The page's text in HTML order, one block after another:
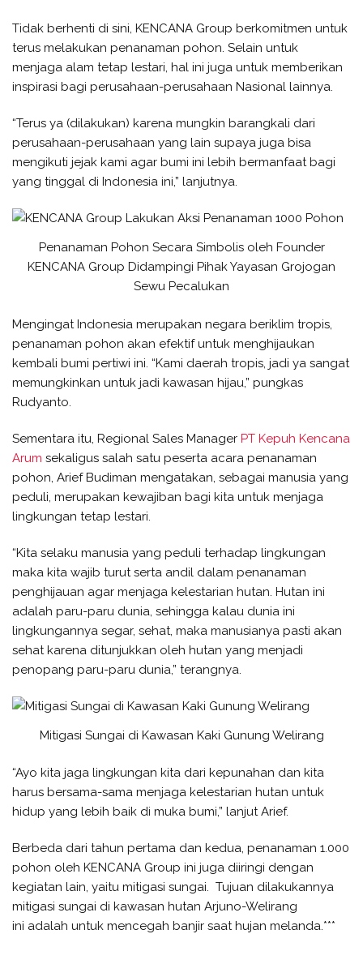
Tidak berhenti di sini, KENCANA Group berkomitmen untuk
terus melakukan penanaman pohon. Selain untuk
menjaga alam tetap lestari, hal ini juga untuk memberikan
inspirasi bagi perusahaan-perusahaan Nasional lainnya.
“Terus ya (dilakukan) karena mungkin barangkali dari
perusahaan-perusahaan yang lain supaya juga bisa
mengikuti jejak kami agar bumi ini lebih bermanfaat bagi
yang tinggal di Indonesia ini,” lanjutnya.
Penanaman Pohon Secara Simbolis oleh Founder
KENCANA Group Didampingi Pihak Yayasan Grojogan
Sewu Pecalukan
Mengingat Indonesia merupakan negara beriklim tropis,
penanaman pohon akan efektif untuk menghijaukan
kembali bumi pertiwi ini. “Kami daerah tropis, jadi ya sangat
memungkinkan untuk jadi kawasan hijau,” pungkas
Rudyanto.
Sementara itu, Regional Sales Manager PT Kepuh Kencana
Arum sekaligus salah satu peserta acara penanaman
pohon, Arief Budiman mengatakan, sebagai manusia yang
peduli, merupakan kewajiban bagi kita untuk menjaga
lingkungan tetap lestari.
“Kita selaku manusia yang peduli terhadap lingkungan
maka kita wajib turut serta andil dalam penanaman
penghijauan agar menjaga kelestarian hutan. Hutan ini
adalah paru-paru dunia, sehingga kalau dunia ini
lingkungannya segar, sehat, maka manusianya pasti akan
sehat karena ditunjukkan oleh hutan yang menjadi
penopang paru-paru dunia,” terangnya.
Mitigasi Sungai di Kawasan Kaki Gunung Welirang
“Ayo kita jaga lingkungan kita dari kepunahan dan kita
harus bersama-sama menjaga kelestarian hutan untuk
hidup yang lebih baik di muka bumi,” lanjut Arief.
Berbeda dari tahun pertama dan kedua, penanaman 1.000
pohon oleh KENCANA Group ini juga diiringi dengan
kegiatan lain, yaitu mitigasi sungai. Tujuan dilakukannya
mitigasi sungai di kawasan hutan Arjuno-Welirang
ini adalah untuk mencegah banjir saat hujan melanda.***